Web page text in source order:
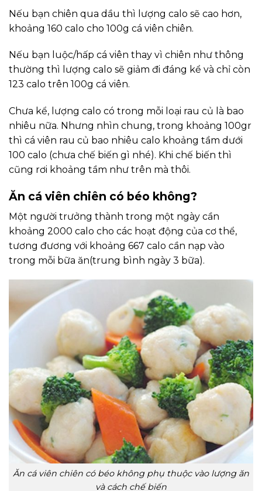
Nếu bạn chiên qua dầu thì lượng calo sẽ cao hơn,
khoảng 160 calo cho 100g cá viên chiên.
Nếu bạn luộc/hấp cá viên thay vì chiên như thông
thường thì lượng calo sẽ giảm đi đáng kể và chỉ còn
123 calo trên 100g cá viên.
Chưa kể, lượng calo có trong mỗi loại rau củ là bao
nhiêu nữa. Nhưng nhìn chung, trong khoảng 100gr
thì cá viên rau củ bao nhiêu calo khoảng tầm dưới
100 calo (chưa chế biến gì nhé). Khi chế biến thì
cũng rơi khoảng tầm như trên mà thôi.
Ăn cá viên chiên có béo không?
Một người trưởng thành trong một ngày cần
khoảng 2000 calo cho các hoạt động của cơ thể,
tương đương với khoảng 667 calo cần nạp vào
trong mỗi bữa ăn(trung bình ngày 3 bữa).
Ăn cá viên chiên có béo không phụ thuộc vào lượng ăn
và cách chế biến